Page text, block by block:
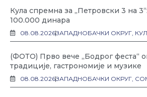
Кула спремна за „Петровски 3 на
100.000 динара
08.08.2026ЗАПАДНОБАЧКИ ОКРУГ,
(ФОТО) Прво вече „Бодрог феста“
традиције, гастрономије и музике
08.08.2026ЗАПАДНОБАЧКИ ОКРУГ,